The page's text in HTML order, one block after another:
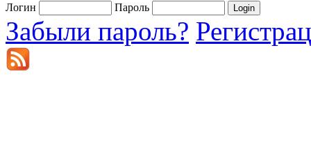
Логин Пароль
Забыли пароль?